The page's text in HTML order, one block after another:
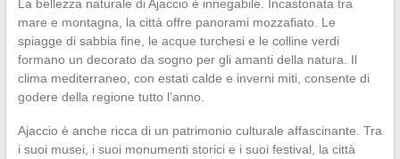
La bellezza naturale di Ajaccio è innegabile. Incastonata tra
mare e montagna, la città offre panorami mozzafiato. Le
spiagge di sabbia fine, le acque turchesi e le colline verdi
formano un decorato da sogno per gli amanti della natura. Il
clima mediterraneo, con estati calde e inverni miti, consente di
godere della regione tutto l’anno.
Ajaccio è anche ricca di un patrimonio culturale affascinante. Tra
i suoi musei, i suoi monumenti storici e i suoi festival, la città